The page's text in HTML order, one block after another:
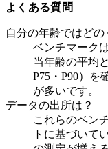
よくある質問
自分の年齢ではど
ベンチマーク
当年齢の平均
P75・P90）を
が多いです。
データの出所は？
これらのベン
トに基づいて